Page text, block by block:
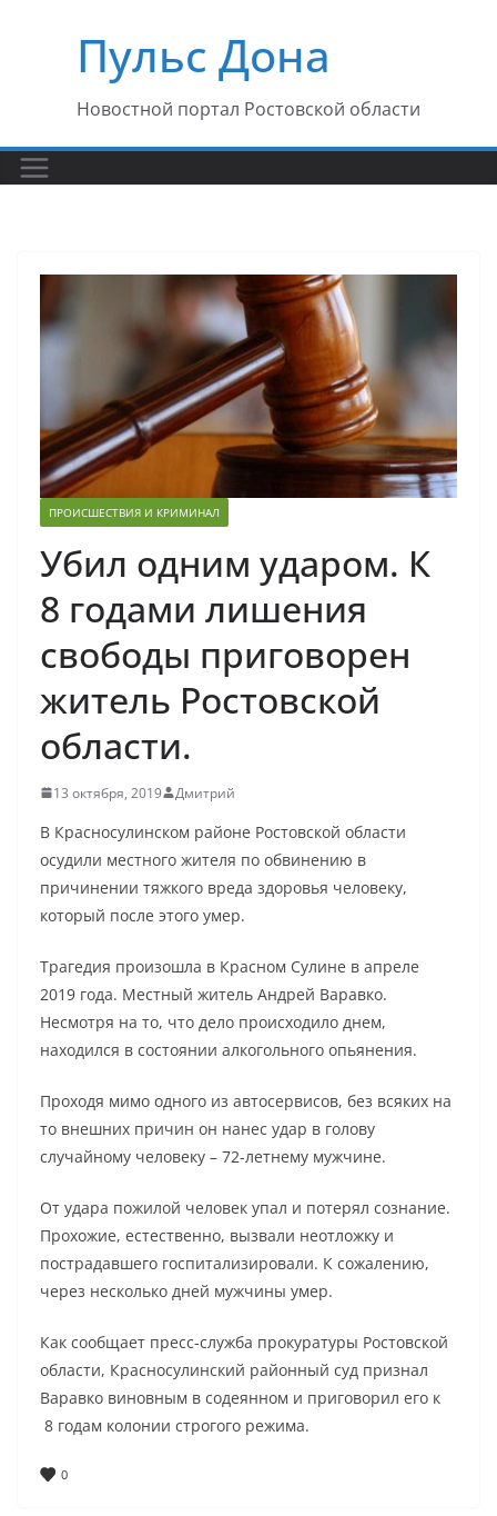
содержимомуПульс Дона
Новостной портал Ростовской области
ПРОИСШЕСТВИЯ И КРИМИНАЛ
Убил одним ударом. К
8 годами лишения
свободы приговорен
житель Ростовской
области.
13 октября, 2019 Дмитрий
В Красносулинском районе Ростовской области
осудили местного жителя по обвинению в
причинении тяжкого вреда здоровья человеку,
который после этого умер.
Трагедия произошла в Красном Сулине в апреле
2019 года. Местный житель Андрей Варавко.
Несмотря на то, что дело происходило днем,
находился в состоянии алкогольного опьянения.
Проходя мимо одного из автосервисов, без всяких на
то внешних причин он нанес удар в голову
случайному человеку – 72-летнему мужчине.
От удара пожилой человек упал и потерял сознание.
Прохожие, естественно, вызвали неотложку и
пострадавшего госпитализировали. К сожалению,
через несколько дней мужчины умер.
Как сообщает пресс-служба прокуратуры Ростовской
области, Красносулинский районный суд признал
Варавко виновным в содеянном и приговорил его к
8 годам колонии строгого режима.
0